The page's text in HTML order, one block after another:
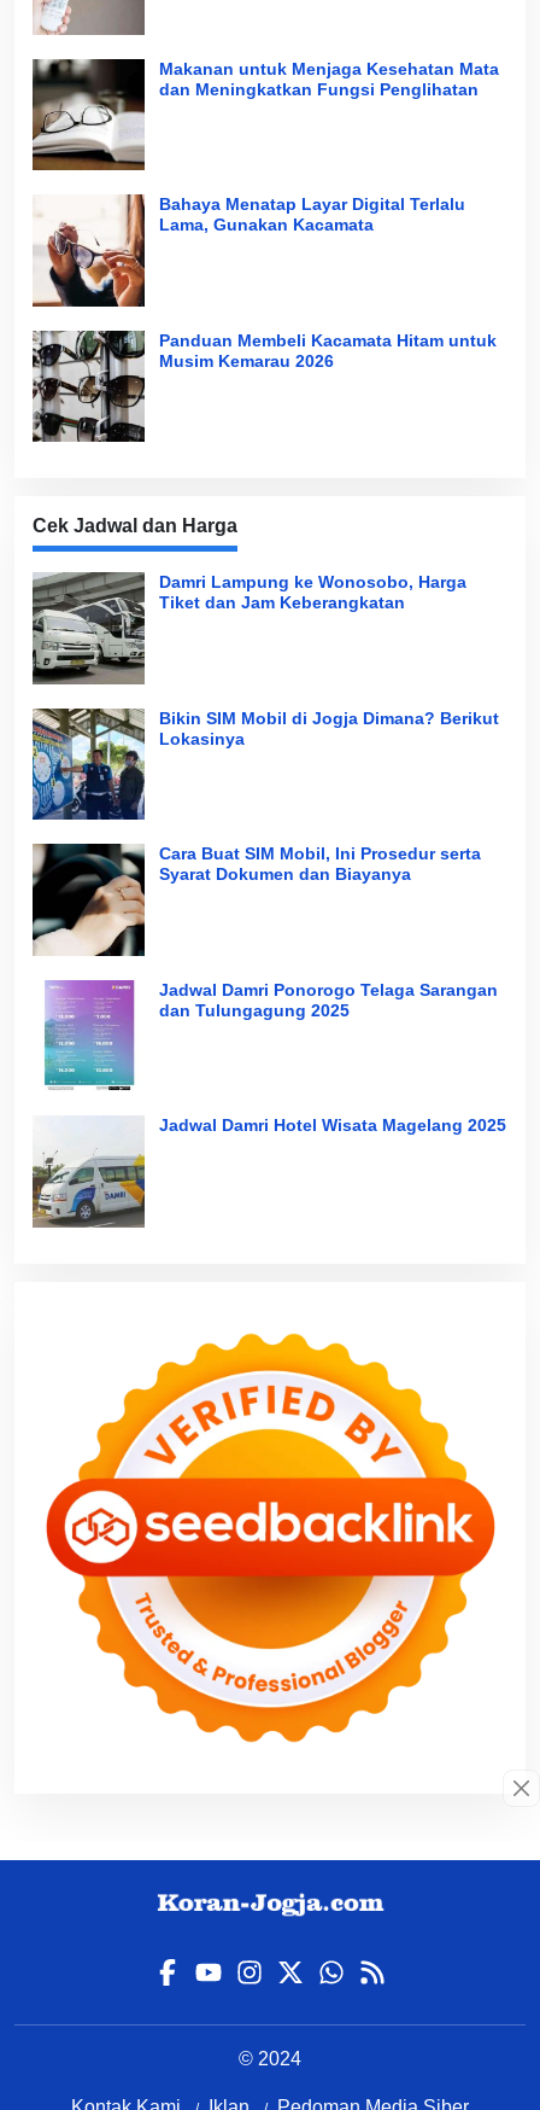
Makanan untuk Menjaga Kesehatan Mata
dan Meningkatkan Fungsi Penglihatan
Bahaya Menatap Layar Digital Terlalu
Lama, Gunakan Kacamata
Panduan Membeli Kacamata Hitam untuk
Musim Kemarau 2026
Cek Jadwal dan Harga
Damri Lampung ke Wonosobo, Harga
Tiket dan Jam Keberangkatan
Bikin SIM Mobil di Jogja Dimana? Berikut
Lokasinya
Cara Buat SIM Mobil, Ini Prosedur serta
Syarat Dokumen dan Biayanya
Jadwal Damri Ponorogo Telaga Sarangan
dan Tulungagung 2025
Jadwal Damri Hotel Wisata Magelang 2025
© 2024